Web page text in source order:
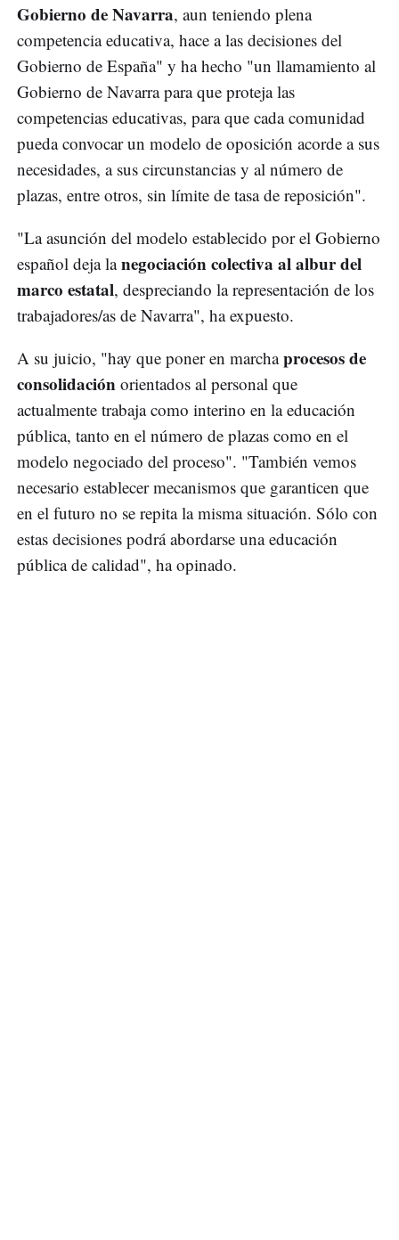
Gobierno de Navarra, aun teniendo plena
competencia educativa, hace a las decisiones del
Gobierno de España" y ha hecho "un llamamiento al
Gobierno de Navarra para que proteja las
competencias educativas, para que cada comunidad
pueda convocar un modelo de oposición acorde a sus
necesidades, a sus circunstancias y al número de
plazas, entre otros, sin límite de tasa de reposición".
"La asunción del modelo establecido por el Gobierno
español deja lanegociación colectiva al albur del
marco estatal, despreciando la representación de los
trabajadores/as de Navarra", ha expuesto.
A su juicio, "hay que poner en marchaprocesos de
consolidación orientados al personal que
actualmente trabaja como interino en la educación
pública, tanto en el número de plazas como en el
modelo negociado del proceso". "También vemos
necesario establecer mecanismos que garanticen que
en el futuro no se repita la misma situación. Sólo con
estas decisiones podrá abordarse una educación
pública de calidad", ha opinado.